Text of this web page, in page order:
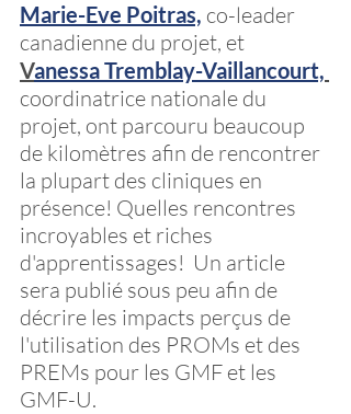
Marie-Eve Poitras, co-leader
canadienne du projet, et
Vanessa Tremblay-Vaillancourt,
coordinatrice nationale du
projet, ont parcouru beaucoup
de kilomètres afin de rencontrer
la plupart des cliniques en
présence! Quelles rencontres
incroyables et riches
d'apprentissages!  Un article
sera publié sous peu afin de
décrire les impacts perçus de
l'utilisation des PROMs et des
PREMs pour les GMF et les
GMF-U.